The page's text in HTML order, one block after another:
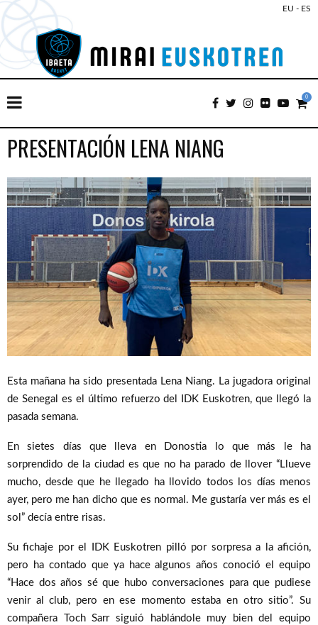
EU - ES
0
PRESENTACIÓN LENA NIANG
Esta mañana ha sido presentada Lena Niang. La jugadora original
de Senegal es el último refuerzo del IDK Euskotren, que llegó la
pasada semana.
En sietes días que lleva en Donostia lo que más le ha
sorprendido de la ciudad es que no ha parado de llover “Llueve
mucho, desde que he llegado ha llovido todos los días menos
ayer, pero me han dicho que es normal. Me gustaría ver más es el
sol” decía entre risas.
Su fichaje por el IDK Euskotren pilló por sorpresa a la afición,
pero ha contado que ya hace algunos años conoció el equipo
“Hace dos años sé que hubo conversaciones para que pudiese
venir al club, pero en ese momento estaba en otro sitio”. Su
compañera Toch Sarr siguió hablándole muy bien del equipo